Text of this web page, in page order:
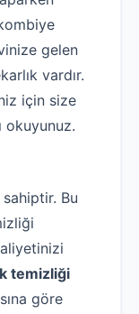
gelen
vardır.
için size
okuyunuz.
Bu
temizliği
göre